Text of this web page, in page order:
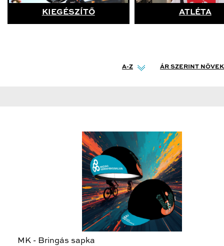
KIEGÉSZÍTŐ ATLÉTA
A-Z ÁR SZERINT
MK - Bringás sapka